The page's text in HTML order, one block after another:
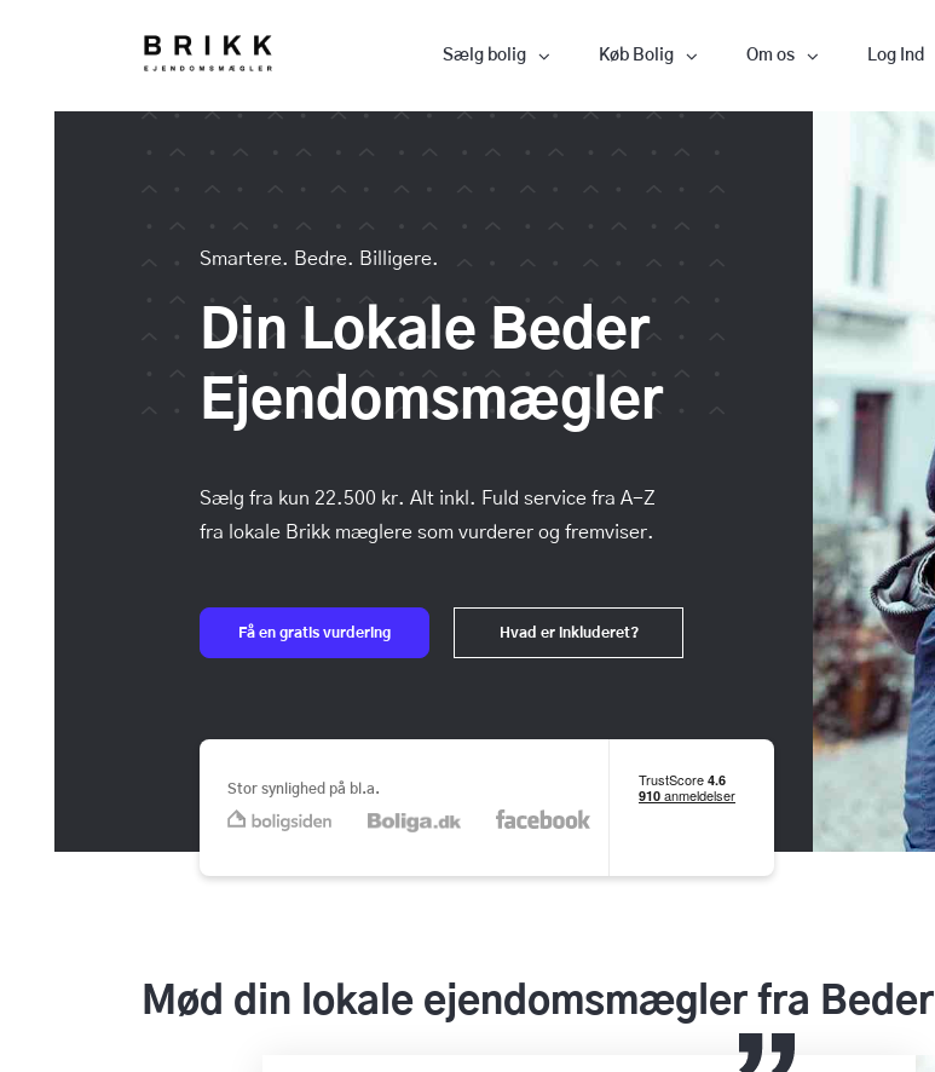
Sælg bolig Køb Bolig Om os Log Ind
Smartere. Bedre. Billigere.
Din Lokale Beder
Ejendomsmægler
Sælg fra kun 22.500 kr. Alt inkl. Fuld service fra A-Z
fra lokale Brikk mæglere som vurderer og fremviser.
Få en gratis vurdering Hvad er inkluderet?
Stor synlighed på bl.a.
Mød din lokale ejendomsmægler fra Beder